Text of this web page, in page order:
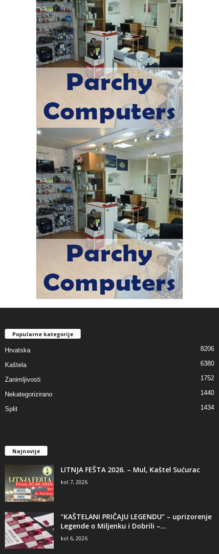
Popularne kategorije
Hrvatska 8206
Kaštela 6380
Zanimljivosti 1752
Nekategorizirano 1440
Split 1434
Najnovije
LITNJA FEŠTA 2026. – Mul, Kaštel Sućurac
kol 7, 2026
“KAŠTELANI PRIČAJU LEGENDU” – uprizorenje
Legende o Miljenku i Dobrili –...
kol 6, 2026